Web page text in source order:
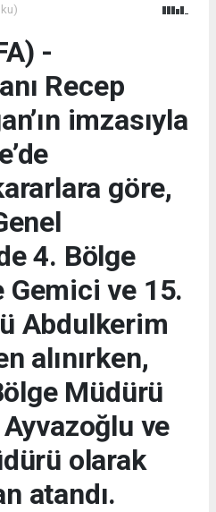
-
Recep
imzasıyla
göre,
4. Bölge
Gemici ve 15.
Abdulkerim
alınırken,
Müdürü
ve
olarak
atandı.